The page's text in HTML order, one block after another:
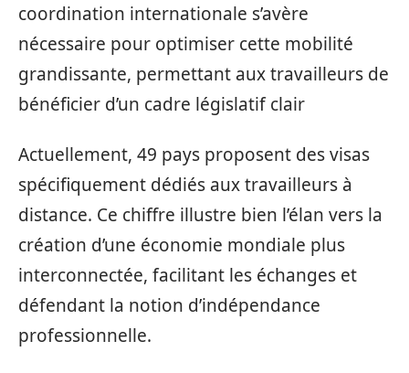
coordination internationale s’avère
nécessaire pour optimiser cette mobilité
grandissante, permettant aux travailleurs de
bénéficier d’un cadre législatif clair
Actuellement, 49 pays proposent des visas
spécifiquement dédiés aux travailleurs à
distance. Ce chiffre illustre bien l’élan vers la
création d’une économie mondiale plus
interconnectée, facilitant les échanges et
défendant la notion d’indépendance
professionnelle.